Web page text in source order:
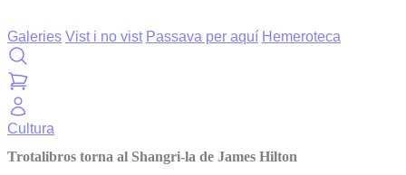
Galeries Vist i no vist Passava per aquí Hemeroteca
Cultura
Trotalibros torna al Shangri-la de James Hilton